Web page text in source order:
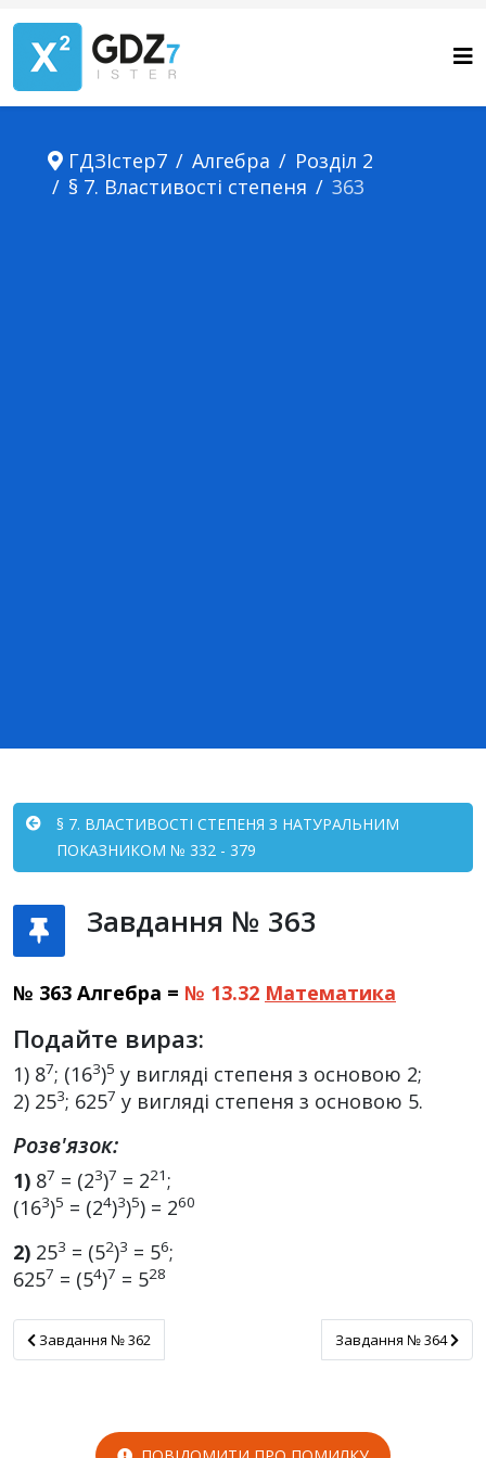
ГДЗІстер7 Алгебра
Розділ 2
§ 7. Властивості степеня
363
§ 7. ВЛАСТИВОСТІ СТЕПЕНЯ З НАТУРАЛЬНИМ
ПОКАЗНИКОМ № 332 - 379
Завдання № 363
№ 363 Алгебра = № 13.32 Математика
Подайте вираз:
1) 87; (163)5 у вигляді степеня з основою 2;
2) 253; 6257 у вигляді степеня з основою 5.
Розв'язок:
1) 87 = (23)7 = 221;
(163)5 = (24)3)5) = 260
2) 253 = (52)3 = 56;
6257 = (54)7 = 528
Завдання № 362
Завдання № 362 Завдання № 364
Завдання № 364